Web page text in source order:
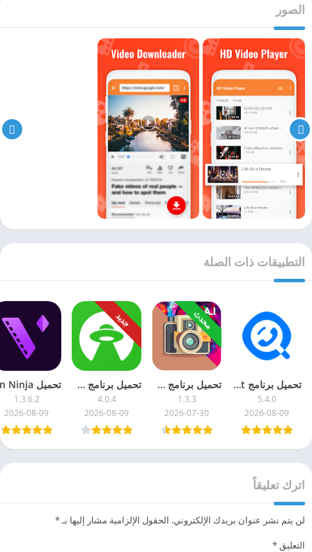
الصور
التطبيقات ذات الصلة
تحميل برنامج Getcontact مهكر للاندرويد [مدفوع]
5.4.0
2026-08-09
محدث
تحميل برنامج Dazz Cam مهكر 2026 للاندرويد
1.3.3
2026-07-30
جديد
تحميل برنامج UFO VPN مهكر 2026 اخر اصدار للاندرويد
4.0.4
2026-08-09
1.3.6.2
2026-08-09
اترك تعليقاً
لن يتم نشر عنوان بريدك الإلكتروني. الحقول الإلزامية مشار إليها بـ*
التعليق *